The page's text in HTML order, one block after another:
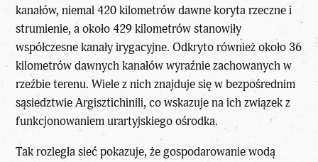
kanałów, niemal 420 kilometrów dawne koryta rzeczne i
strumienie, a około 429 kilometrów stanowiły
współczesne kanały irygacyjne. Odkryto również około 36
kilometrów dawnych kanałów wyraźnie zachowanych w
rzeźbie terenu. Wiele z nich znajduje się w bezpośrednim
sąsiedztwie Argisztichinili, co wskazuje na ich związek z
funkcjonowaniem urartyjskiego ośrodka.
Tak rozległa sieć pokazuje, że gospodarowanie wodą